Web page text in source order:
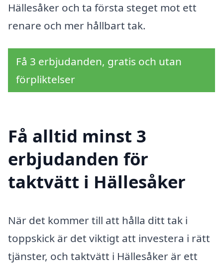
Hällesåker och ta första steget mot ett
renare och mer hållbart tak.
Få 3 erbjudanden, gratis och utan
förpliktelser
Få alltid minst 3
erbjudanden för
taktvätt i Hällesåker
När det kommer till att hålla ditt tak i
toppskick är det viktigt att investera i rätt
tjänster, och taktvätt i Hällesåker är ett